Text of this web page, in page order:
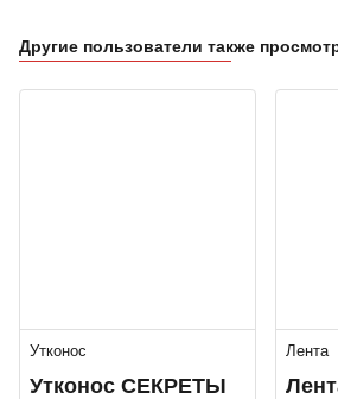
Другие пользователи также
Утконос
Утконос СЕКРЕТЫ
Лента